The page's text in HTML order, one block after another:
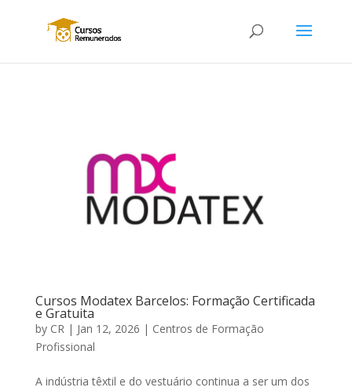
Cursos Modatex Barcelos: Formação Certificada
e Gratuita
by CR| Jan 12, 2026 | Centros de Formação
Profissional
A indústria têxtil e do vestuário continua a ser um dos